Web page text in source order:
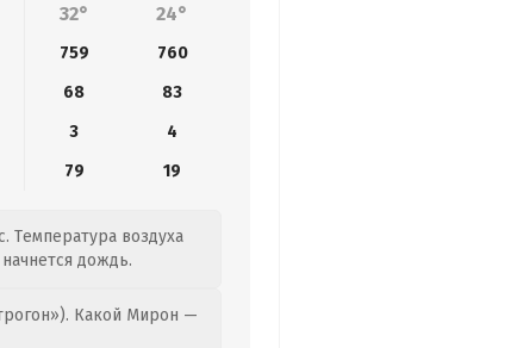
32° 24°
759
760
68
83
3
4
79 19
Температура воздуха
дождь.
Какой Мирон —